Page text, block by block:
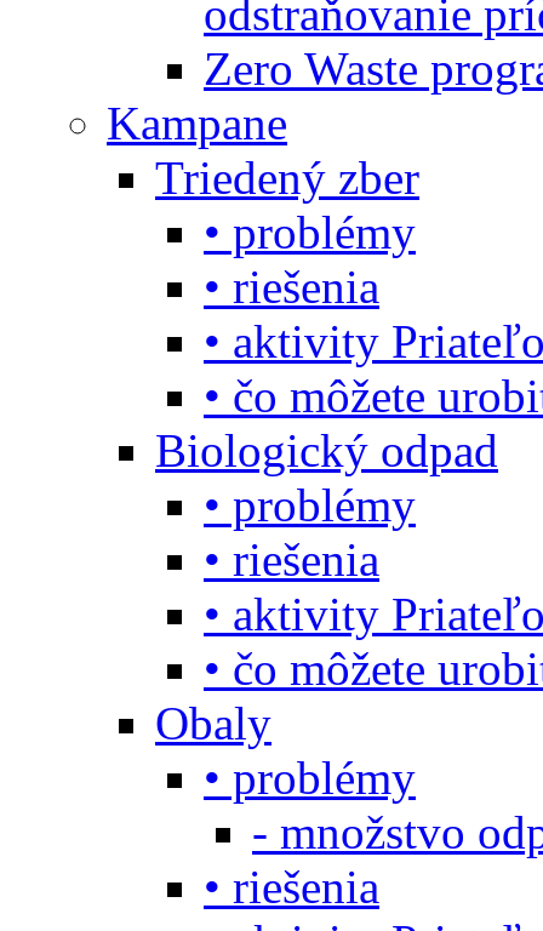
odstraňovanie
Zero Waste
Kampane
Triedený zber
• problémy
• riešenia
• aktivity
• čo môžete
Biologický odpad
• problémy
• riešenia
• aktivity
• čo môžete
Obaly
• problémy
- množstvo
• riešenia